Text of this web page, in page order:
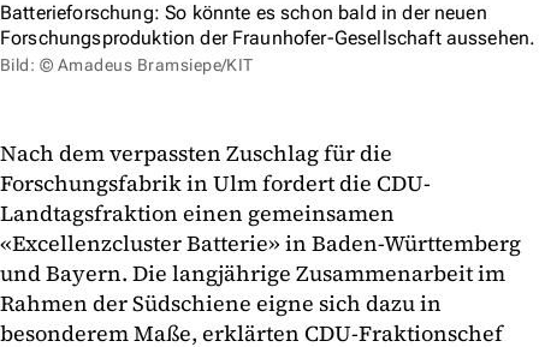
Batterieforschung: So könnte es schon bald in der neuen
Forschungsproduktion der Fraunhofer-Gesellschaft aussehen.
Bild: © Amadeus Bramsiepe/KIT
Nach dem verpassten Zuschlag für die
Forschungsfabrik in Ulm fordert die CDU-
Landtagsfraktion einen gemeinsamen
«Excellenzcluster Batterie» in Baden-Württemberg
und Bayern. Die langjährige Zusammenarbeit im
Rahmen der Südschiene eigne sich dazu in
besonderem Maße, erklärten CDU-Fraktionschef